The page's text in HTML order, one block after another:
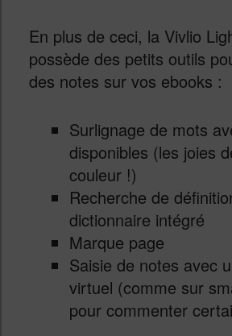
En plus de ceci, la Vivlio
possède des petits outils
des notes sur vos ebooks :
Surlignage de mots
disponibles (les joies
couleur !)
Recherche de
dictionnaire intégré
Marque page
Saisie de notes avec
virtuel (comme sur
pour commenter